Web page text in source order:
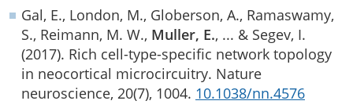
Gal, E., London, M., Globerson, A., Ramaswamy,
S., Reimann, M. W., Muller, E., ... & Segev, I.
(2017). Rich cell-type-specific network topology
in neocortical microcircuitry. Nature
neuroscience, 20(7), 1004. 10.1038/nn.4576